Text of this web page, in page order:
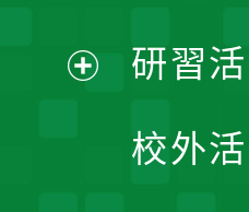
研習
校外